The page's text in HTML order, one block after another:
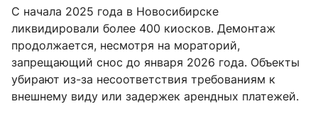
С начала 2025 года в Новосибирске
ликвидировали более 400 киосков. Демонтаж
продолжается, несмотря на мораторий,
запрещающий снос до января 2026 года. Объекты
убирают из-за несоответствия требованиям к
внешнему виду или задержек арендных платежей.